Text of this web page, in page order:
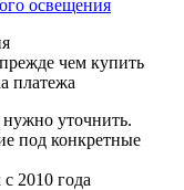
освещения
чем купить
платежа
уточнить.
под конкретные
2010 года